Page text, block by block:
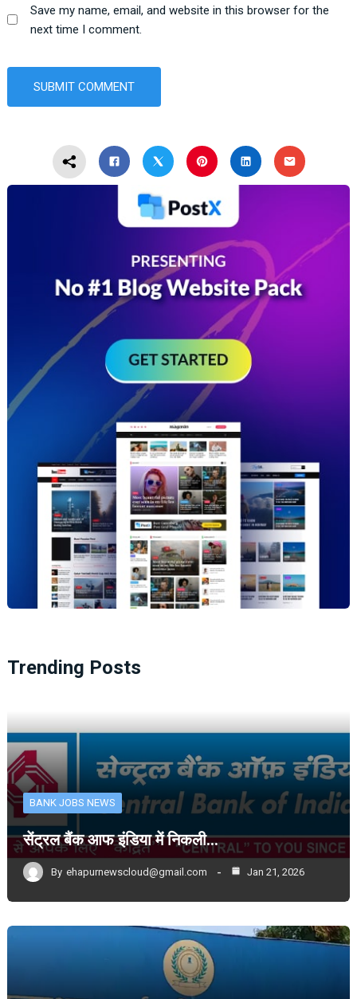
Save my name, email, and website in this browser for the
next time I comment.
Trending Posts
BANK JOBS NEWS
सेंट्रल बैंक आफ इंडिया में निकली…
By ehapurnewscloud@gmail.com Jan 21, 2026